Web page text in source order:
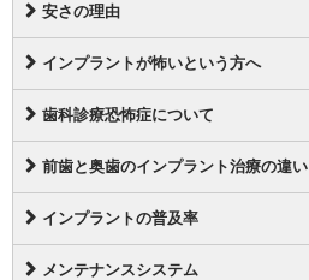
安さの理由
インプラントが怖いという方へ
歯科診療恐怖症について
前歯と奥歯のインプラント治療の違い
インプラントの普及率
メンテナンスシステム